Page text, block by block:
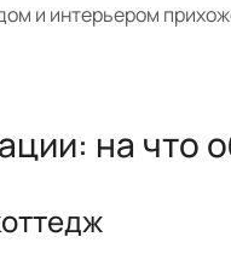
и интерьером
на что